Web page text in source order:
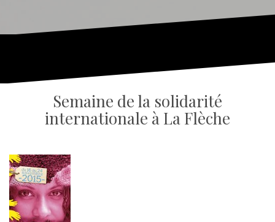
Semaine de la solidarité
internationale à La Flèche